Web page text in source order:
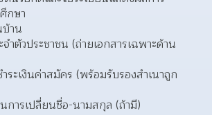
กษา
บ้าน
ำตัวประชาชน (ถ่ายเอกสารเฉพาะด้าน
ระเงินค่าสมัคร (พร้อมรับรองสำเนาถูก
การเปลี่ยนชื่อ-นามสกุล (ถ้ามี)